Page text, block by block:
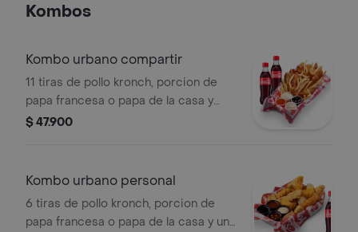
Kombos
Kombo urbano compartir
11 tiras de pollo kronch, porcion de
papa francesa o papa de la casa y
dos bebidas a eleccion.
$ 47.900
Kombo urbano personal
6 tiras de pollo kronch, porcion de
papa francesa o papa de la casa y una